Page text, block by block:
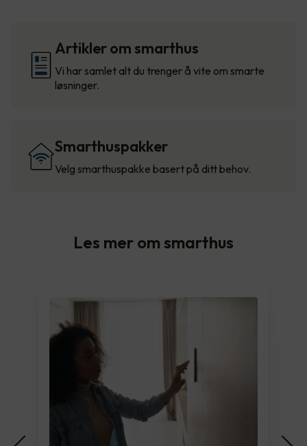
Artikler om smarthus
Vi har samlet alt du trenger å vite om smarte
løsninger.
Smarthuspakker
Velg smarthuspakke basert på ditt behov.
Les mer om smarthus